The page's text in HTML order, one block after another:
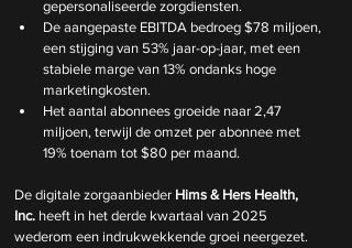
gepersonaliseerde zorgdiensten.
De aangepaste EBITDA bedroeg $78 miljoen,
een stijging van 53% jaar-op-jaar, met een
stabiele marge van 13% ondanks hoge
marketingkosten.
Het aantal abonnees groeide naar 2,47
miljoen, terwijl de omzet per abonnee met
19% toenam tot $80 per maand.
De digitale zorgaanbieder Hims & Hers Health,
Inc. heeft in het derde kwartaal van 2025
wederom een indrukwekkende groei neergezet.